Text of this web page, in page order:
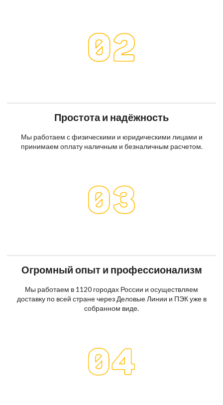
Простота и надёжность
Мы работаем с физическими и юридическими лицами и
принимаем оплату наличным и безналичным расчетом.
Огромный опыт и профессионализм
Мы работаем в 1120 городах России и осуществляем
доставку по всей стране через Деловые Линии и ПЭК уже в
собранном виде.